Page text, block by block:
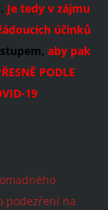
Je tedy v zájmu
účinků
aby pak
PODLE
19
podezření na